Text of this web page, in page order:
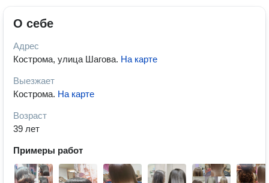
О себе
Адрес
Кострома, улица Шагова. На карте
Выезжает
Кострома. На карте
Возраст
39 лет
Примеры работ